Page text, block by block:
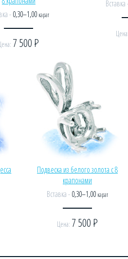
-0,30–1,00 карат
7 500 Р
Вставка
Цена:
Подвеска из белого золота с 8
крапонами
Вставка -0,30–1,00 карат
Цена: 7 500 Р